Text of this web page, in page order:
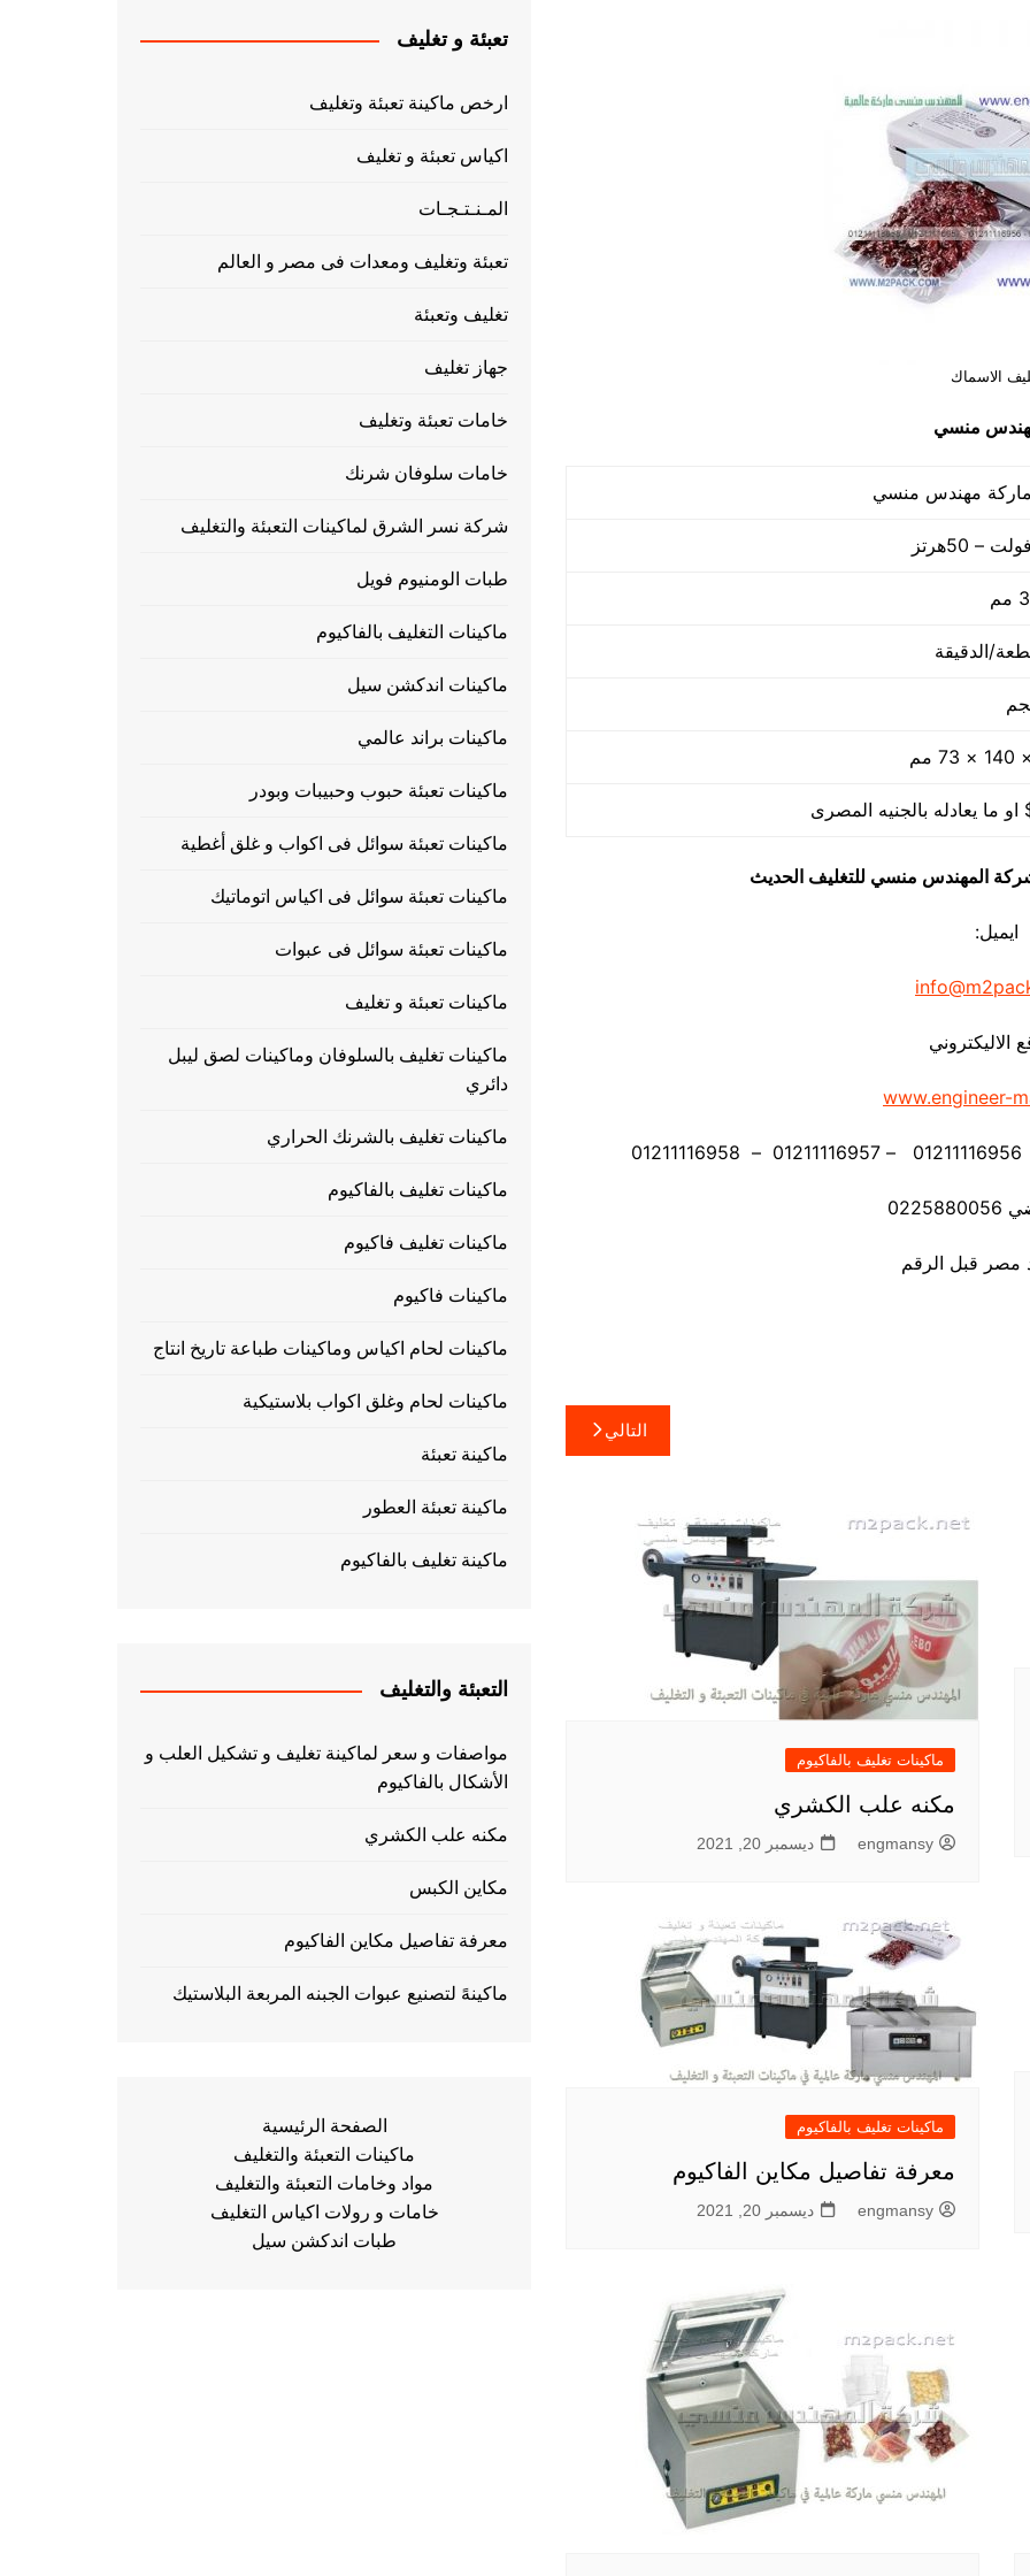
الاسماك
منسي
شركة المهندس منسي للتغليف الحديث
ايميل:
الاليكتروني
www.engineer-
التالي
ماكينات تغليف بالفاكيوم
مكنه علب الكشري
engmansy ديسمبر 20, 2021
ماكينات تغليف بالفاكيوم
معرفة تفاصيل مكاين الفاكيوم
engmansy ديسمبر 20, 2021
تعبئة و تغليف
ارخص ماكينة تعبئة وتغليف
اكياس تعبئة و تغليف
المـنـتـجـات
تعبئة وتغليف ومعدات فى مصر و العالم
تغليف وتعبئة
جهاز تغليف
خامات تعبئة وتغليف
خامات سلوفان شرنك
شركة نسر الشرق لماكينات التعبئة والتغليف
طبات الومنيوم فويل
ماكينات التغليف بالفاكيوم
ماكينات اندكشن سيل
ماكينات براند عالمي
ماكينات تعبئة حبوب وحبيبات وبودر
ماكينات تعبئة سوائل فى اكواب و غلق أغطية
ماكينات تعبئة سوائل فى اكياس اتوماتيك
ماكينات تعبئة سوائل فى عبوات
ماكينات تعبئة و تغليف
ماكينات تغليف بالسلوفان وماكينات لصق ليبل
دائري
ماكينات تغليف بالشرنك الحراري
ماكينات تغليف بالفاكيوم
ماكينات تغليف فاكيوم
ماكينات فاكيوم
ماكينات لحام اكياس وماكينات طباعة تاريخ انتاج
ماكينات لحام وغلق اكواب بلاستيكية
ماكينة تعبئة
ماكينة تعبئة العطور
ماكينة تغليف بالفاكيوم
التعبئة والتغليف
مواصفات و سعر لماكينة تغليف و تشكيل العلب و
الأشكال بالفاكيوم
مكنه علب الكشري
مكاين الكبس
معرفة تفاصيل مكاين الفاكيوم
ماكينهً لتصنيع عبوات الجبنه المربعة البلاستيك
الصفحة الرئيسية
ماكينات التعبئة والتغليف
مواد وخامات التعبئة والتغليف
خامات و رولات اكياس التغليف
طبات اندكشن سيل